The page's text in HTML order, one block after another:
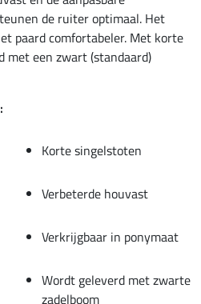
de ruiter optimaal. Het
paard comfortabeler. Met korte
met een zwart (standaard)
Korte singelstoten
Verbeterde houvast
Verkrijgbaar in ponymaat
Wordt geleverd met zwarte
zadelboom